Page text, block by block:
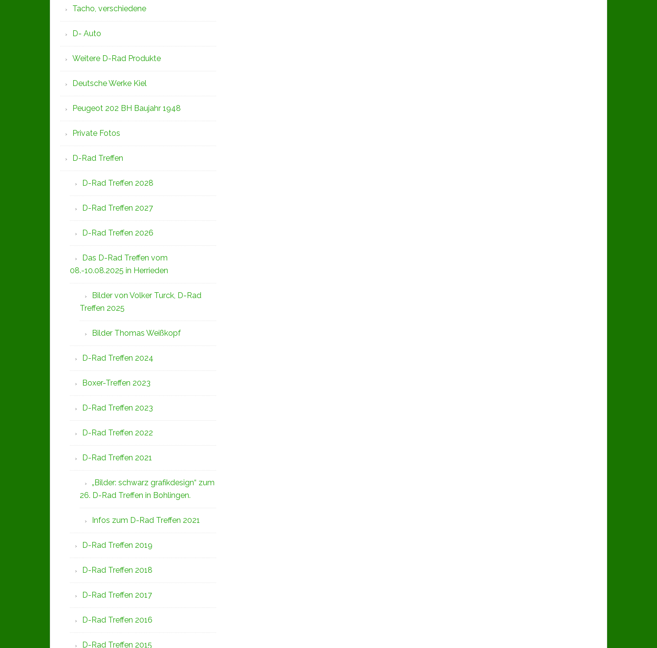
Tacho, verschiedene
D- Auto
Weitere D-Rad Produkte
Deutsche Werke Kiel
Peugeot 202 BH Baujahr 1948
Private Fotos
D-Rad Treffen
D-Rad Treffen 2028
D-Rad Treffen 2027
D-Rad Treffen 2026
Das D-Rad Treffen vom
08.-10.08.2025 in Herrieden
Bilder von Volker Turck, D-Rad
Treffen 2025
Bilder Thomas Weißkopf
D-Rad Treffen 2024
Boxer-Treffen 2023
D-Rad Treffen 2023
D-Rad Treffen 2022
D-Rad Treffen 2021
„Bilder: schwarz grafikdesign“ zum
26. D-Rad Treffen in Bohlingen.
Infos zum D-Rad Treffen 2021
D-Rad Treffen 2019
D-Rad Treffen 2018
D-Rad Treffen 2017
D-Rad Treffen 2016
D-Rad Treffen 2015